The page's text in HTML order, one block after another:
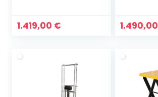
1.419,00 € 1.490,00